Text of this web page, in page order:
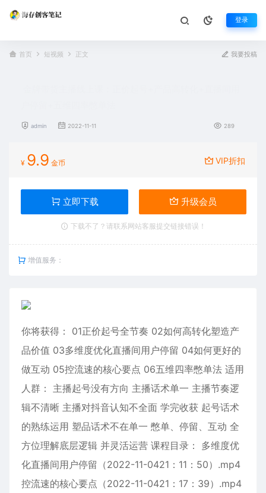
登录
首页 短视频 正文 我要投稿
admin 2022-11-11 289
¥ 9.9 金币 VIP折扣
立即下载 升级会员
下载不了？请联系网站客服提交链接错误！
增值服务：
你将获得： 01正价起号全节奏 02如何高转化塑造产
品价值 03多维度优化直播间用户停留 04如何更好的
做互动 05控流速的核心要点 06五维四率憋单法 适用
人群： 主播起号没有方向 主播话术单一 主播节奏逻
辑不清晰 主播对抖音认知不全面 学完收获 起号话术
的熟练运用 塑品话术不在单一 憋单、停留、互动 全
方位理解底层逻辑 并灵活运营 课程目录： 多维度优
化直播间用户停留（2022-11-0421：11：50）.mp4
控流速的核心要点（2022-11-0421：17：39）.mp4